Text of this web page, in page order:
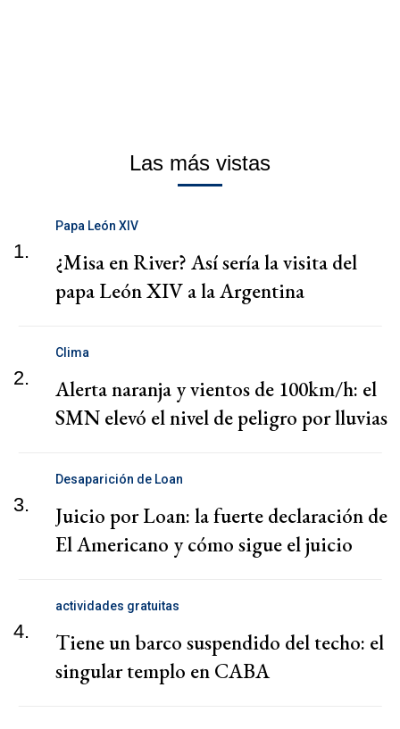
Las más vistas
1.
Papa León XIV
¿Misa en River? Así sería la visita del
papa León XIV a la Argentina
2.
Clima
Alerta naranja y vientos de 100km/h: el
SMN elevó el nivel de peligro por lluvias
3.
Desaparición de Loan
Juicio por Loan: la fuerte declaración de
El Americano y cómo sigue el juicio
4.
actividades gratuitas
Tiene un barco suspendido del techo: el
singular templo en CABA